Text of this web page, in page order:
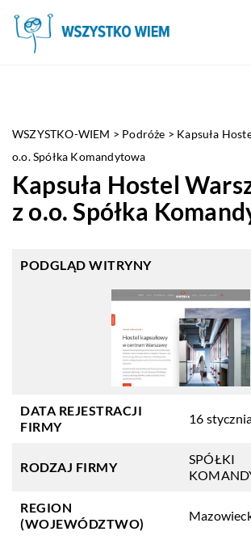
WSZYSTKO-WIEM > Podróże > Kapsuła
o.o. Spółka Komandytowa
Kapsuła Hostel
z o.o. Spółka
PODGLĄD WITRYNY
DATA REJESTRACJI
FIRMY
16
RODZAJ FIRMY
SPÓŁKI
REGION
(WOJEWÓDZTWO)